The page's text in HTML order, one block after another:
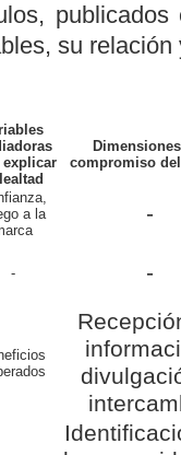
su
explicar
compromiso
a la
-
- -